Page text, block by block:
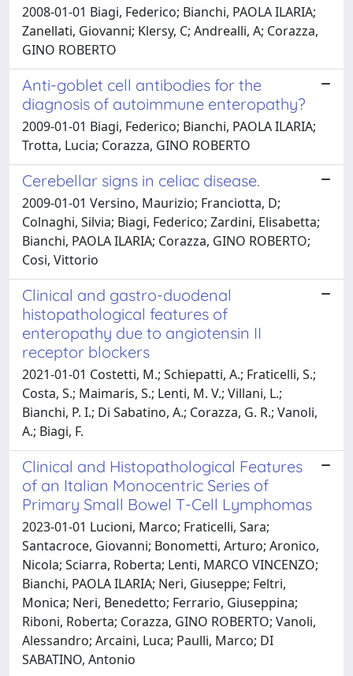
2008-01-01 Biagi, Federico; Bianchi, PAOLA ILARIA;
Zanellati, Giovanni; Klersy, C; Andrealli, A; Corazza,
GINO ROBERTO
Anti-goblet cell antibodies for the
diagnosis of autoimmune enteropathy?
2009-01-01 Biagi, Federico; Bianchi, PAOLA ILARIA;
Trotta, Lucia; Corazza, GINO ROBERTO
Cerebellar signs in celiac disease.
2009-01-01 Versino, Maurizio; Franciotta, D;
Colnaghi, Silvia; Biagi, Federico; Zardini, Elisabetta;
Bianchi, PAOLA ILARIA; Corazza, GINO ROBERTO;
Cosi, Vittorio
Clinical and gastro-duodenal
histopathological features of
enteropathy due to angiotensin II
receptor blockers
2021-01-01 Costetti, M.; Schiepatti, A.; Fraticelli, S.;
Costa, S.; Maimaris, S.; Lenti, M. V.; Villani, L.;
Bianchi, P. I.; Di Sabatino, A.; Corazza, G. R.; Vanoli,
A.; Biagi, F.
Clinical and Histopathological Features
of an Italian Monocentric Series of
Primary Small Bowel T-Cell Lymphomas
2023-01-01 Lucioni, Marco; Fraticelli, Sara;
Santacroce, Giovanni; Bonometti, Arturo; Aronico,
Nicola; Sciarra, Roberta; Lenti, MARCO VINCENZO;
Bianchi, PAOLA ILARIA; Neri, Giuseppe; Feltri,
Monica; Neri, Benedetto; Ferrario, Giuseppina;
Riboni, Roberta; Corazza, GINO ROBERTO; Vanoli,
Alessandro; Arcaini, Luca; Paulli, Marco; DI
SABATINO, Antonio